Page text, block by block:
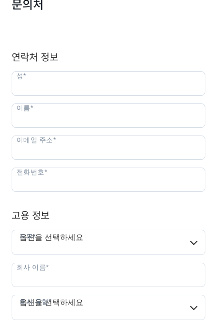
문의처
연락처 정보
고용 정보
직무*
옵션을 선택하세요
회사 유형*
옵션을 선택하세요